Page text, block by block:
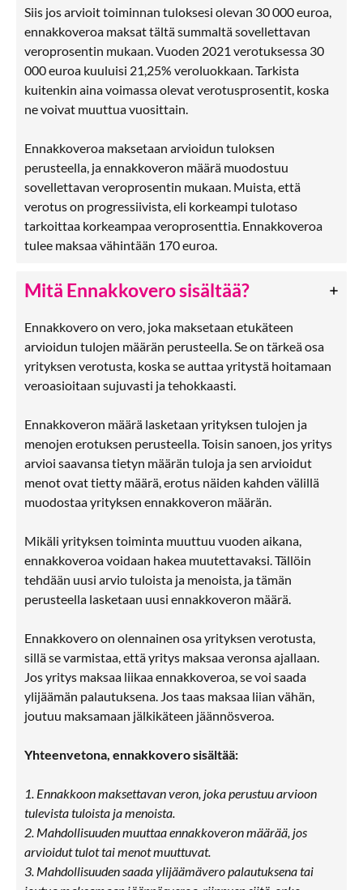
Siis jos arvioit toiminnan tuloksesi olevan 30 000 euroa,
ennakkoveroa maksat tältä summaltä sovellettavan
veroprosentin mukaan. Vuoden 2021 verotuksessa 30
000 euroa kuuluisi 21,25% veroluokkaan. Tarkista
kuitenkin aina voimassa olevat verotusprosentit, koska
ne voivat muuttua vuosittain.
Ennakkoveroa maksetaan arvioidun tuloksen
perusteella, ja ennakkoveron määrä muodostuu
sovellettavan veroprosentin mukaan. Muista, että
verotus on progressiivista, eli korkeampi tulotaso
tarkoittaa korkeampaa veroprosenttia. Ennakkoveroa
tulee maksaa vähintään 170 euroa.
Mitä Ennakkovero sisältää?
Ennakkovero on vero, joka maksetaan etukäteen
arvioidun tulojen määrän perusteella. Se on tärkeä osa
yrityksen verotusta, koska se auttaa yritystä hoitamaan
veroasioitaan sujuvasti ja tehokkaasti.
Ennakkoveron määrä lasketaan yrityksen tulojen ja
menojen erotuksen perusteella. Toisin sanoen, jos yritys
arvioi saavansa tietyn määrän tuloja ja sen arvioidut
menot ovat tietty määrä, erotus näiden kahden välillä
muodostaa yrityksen ennakkoveron määrän.
Mikäli yrityksen toiminta muuttuu vuoden aikana,
ennakkoveroa voidaan hakea muutettavaksi. Tällöin
tehdään uusi arvio tuloista ja menoista, ja tämän
perusteella lasketaan uusi ennakkoveron määrä.
Ennakkovero on olennainen osa yrityksen verotusta,
sillä se varmistaa, että yritys maksaa veronsa ajallaan.
Jos yritys maksaa liikaa ennakkoveroa, se voi saada
ylijäämän palautuksena. Jos taas maksaa liian vähän,
joutuu maksamaan jälkikäteen jäännösveroa.
Yhteenvetona, ennakkovero sisältää:
1. Ennakkoon maksettavan veron, joka perustuu arvioon
tulevista tuloista ja menoista.
2. Mahdollisuuden muuttaa ennakkoveron määrää, jos
arvioidut tulot tai menot muuttuvat.
3. Mahdollisuuden saada ylijäämävero palautuksena tai